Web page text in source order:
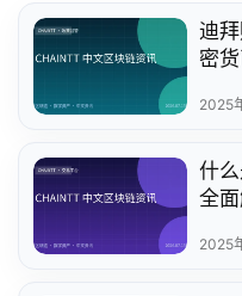
迪
密
个
2025
什
全
2025